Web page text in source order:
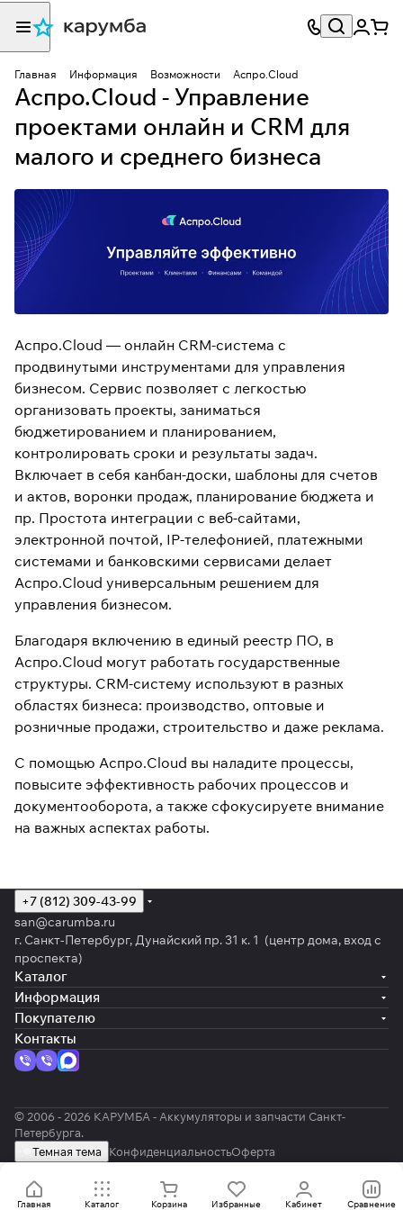
Главная Информация Возможности Аспро.Cloud
Аспро.Cloud - Управление
проектами онлайн и CRM для
малого и среднего бизнеса
Аспро.Cloud — онлайн CRM-система с
продвинутыми инструментами для управления
бизнесом. Сервис позволяет с легкостью
организовать проекты, заниматься
бюджетированием и планированием,
контролировать сроки и результаты задач.
Включает в себя канбан-доски, шаблоны для счетов
и актов, воронки продаж, планирование бюджета и
пр. Простота интеграции с веб-сайтами,
электронной почтой, IP-телефонией, платежными
системами и банковскими сервисами делает
Аспро.Cloud универсальным решением для
управления бизнесом.
Благодаря включению в единый реестр ПО, в
Аспро.Cloud могут работать государственные
структуры. CRM-систему используют в разных
областях бизнеса: производство, оптовые и
розничные продажи, строительство и даже реклама.
С помощью Аспро.Cloud вы наладите процессы,
повысите эффективность рабочих процессов и
документооборота, а также сфокусируете внимание
на важных аспектах работы.
Главная Каталог Корзина Избранные Кабинет Сравнение
+7 (812) 309-43-99
san@carumba.ru
г. Санкт-Петербург, Дунайский пр. 31 к. 1 (центр дома, вход с
проспекта)
Каталог
Информация
Покупателю
Контакты
© 2006 - 2026 КАРУМБА - Аккумуляторы и запчасти Санкт-
Петербурга.
Темная тема
КонфиденциальностьОферта